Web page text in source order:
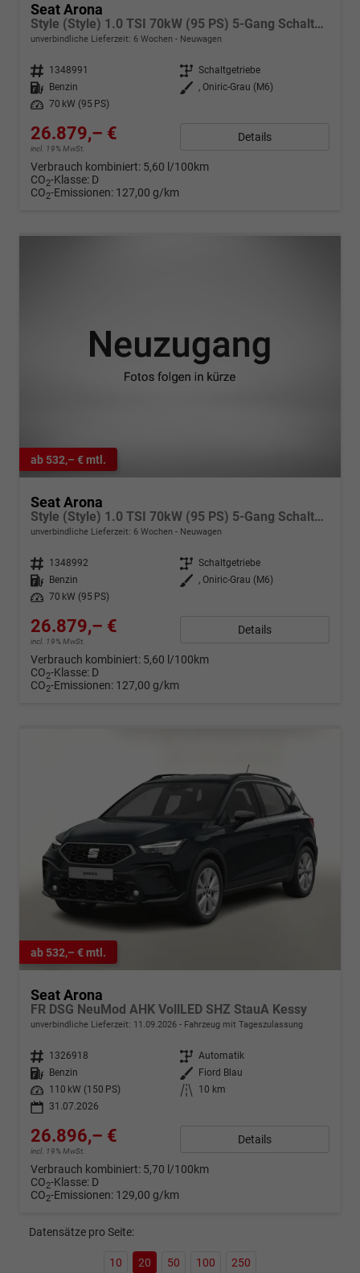
Seat Arona
Style (Style) 1.0 TSI 70kW (95 PS) 5-Gang Schaltgetriebe
unverbindliche Lieferzeit: 6 Wochen Neuwagen
Fahrzeugnr. 1348991 Getriebe Schaltgetriebe
Kraftstoff
Benzin Außenfarbe
, Oniric-Grau (M6)
Leistung
70 kW (95 PS)
26.879,– €
incl. 19% MwSt.
Details
Verbrauch kombiniert: 5,60 l/100km
CO2-Klasse: D
CO2-Emissionen: 127,00 g/km
ab 532,– € mtl.
Seat Arona
Style (Style) 1.0 TSI 70kW (95 PS) 5-Gang Schaltgetriebe
unverbindliche Lieferzeit: 6 Wochen Neuwagen
Fahrzeugnr. 1348992 Getriebe Schaltgetriebe
Kraftstoff
Benzin Außenfarbe
, Oniric-Grau (M6)
Leistung
70 kW (95 PS)
26.879,– €
incl. 19% MwSt.
Details
Verbrauch kombiniert: 5,60 l/100km
CO2-Klasse: D
CO2-Emissionen: 127,00 g/km
ab 532,– € mtl.
Seat Arona
FR DSG NeuMod AHK VollLED SHZ StauA Kessy
unverbindliche Lieferzeit: 11.09.2026 Fahrzeug mit Tageszulassung
Fahrzeugnr. 1326918 Getriebe Automatik
Kraftstoff
Benzin Außenfarbe
Fiord Blau
Leistung
110 kW (150 PS) Kilometerstand
10 km
31.07.2026
26.896,– €
incl. 19% MwSt.
Details
Verbrauch kombiniert: 5,70 l/100km
CO2-Klasse: D
CO2-Emissionen: 129,00 g/km
Datensätze pro Seite:
10 20 50 100 250